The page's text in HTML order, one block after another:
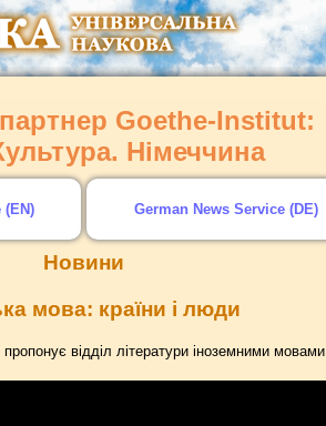
партнер Goethe-Institut:
Німеччина
(EN) German News Service (DE)
Новини
мова: країни і люди
пропонує відділ літератури іноземними мовами